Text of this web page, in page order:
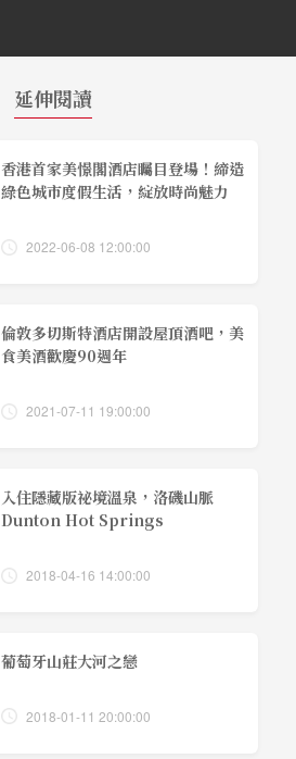
延伸閱讀
香港首家美憬閣酒店矚目登場！締造
綠色城市度假生活，綻放時尚魅力
2022-06-08 12:00:00
倫敦多切斯特酒店開設屋頂酒吧，美
食美酒歡慶90週年
2021-07-11 19:00:00
入住隱藏版祕境溫泉，洛磯山脈
Dunton Hot Springs
2018-04-16 14:00:00
葡萄牙山莊大河之戀
2018-01-11 20:00:00